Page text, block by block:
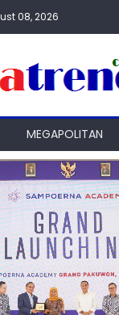
08, 2026
MEGAPOLITAN